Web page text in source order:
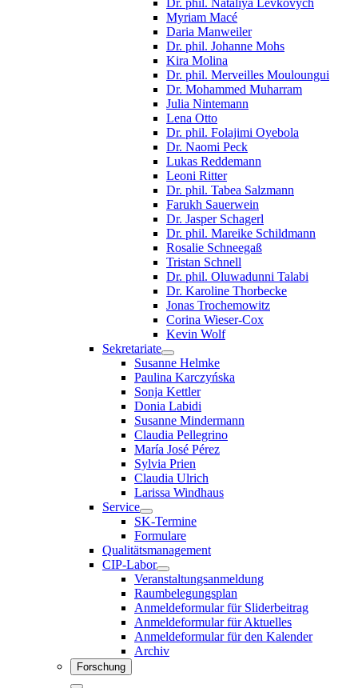
Myriam Macé
Daria Manweiler
Dr. phil. Johanne Mohs
Kira Molina
Dr. phil. Merveilles Mouloungui
Dr. Mohammed Muharram
Julia Nintemann
Lena Otto
Dr. phil. Folajimi Oyebola
Dr. Naomi Peck
Lukas Reddemann
Leoni Ritter
Dr. phil. Tabea Salzmann
Farukh Sauerwein
Dr. Jasper Schagerl
Dr. phil. Mareike Schildmann
Rosalie Schneegaß
Tristan Schnell
Dr. phil. Oluwadunni Talabi
Dr. Karoline Thorbecke
Jonas Trochemowitz
Corina Wieser-Cox
Kevin Wolf
Sekretariate
Susanne Helmke
Paulina Karczyńska
Sonja Kettler
Donia Labidi
Susanne Mindermann
Claudia Pellegrino
María José Pérez
Sylvia Prien
Claudia Ulrich
Larissa Windhaus
Service
SK-Termine
Formulare
Qualitätsmanagement
CIP-Labor
Veranstaltungsanmeldung
Raumbelegungsplan
Anmeldeformular für Sliderbeitrag
Anmeldeformular für Aktuelles
Anmeldeformular für den Kalender
Archiv
Forschung